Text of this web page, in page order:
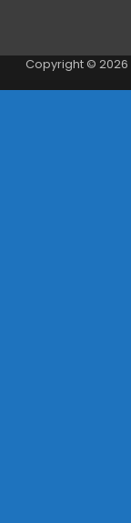
Copyright © 2026